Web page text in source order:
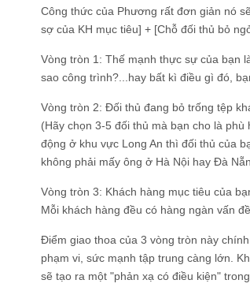
Công thức của Phương rất đơn giản nó
sợ của KH mục tiêu] + [Chỗ đối thủ bỏ
Vòng tròn 1: Thế mạnh thực sự của bạn
sao công trình?...hay bất kì điều gì đó,
Vòng tròn 2: Đối thủ đang bỏ trống tệp
(Hãy chọn 3-5 đối thủ mà bạn cho là
động ở khu vực Long An thì đối thủ của
không phải mấy ông ở Hà Nội hay Đà
Vòng tròn 3: Khách hàng mục tiêu của
Mỗi khách hàng đều có hàng ngàn vấn
Điểm giao thoa của 3 vòng tròn này
phạm vi, sức mạnh tập trung càng lớn.
sẽ tạo ra một "phản xạ có điều kiện"